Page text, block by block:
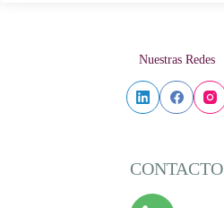
Nuestras Redes
CONTACTO